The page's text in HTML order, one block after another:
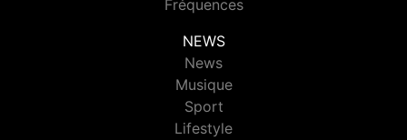
Fréquences
NEWS
News
Musique
Sport
Lifestyle